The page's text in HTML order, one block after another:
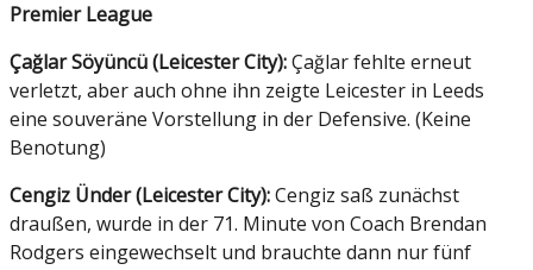
Premier League
Çağlar Söyüncü (Leicester City):Çağlar fehlte erneut
verletzt, aber auch ohne ihn zeigte Leicester in Leeds
eine souveräne Vorstellung in der Defensive. (Keine
Benotung)
Cengiz Ünder (Leicester City):Cengiz saß zunächst
draußen, wurde in der 71. Minute von Coach Brendan
Rodgers eingewechselt und brauchte dann nur fünf